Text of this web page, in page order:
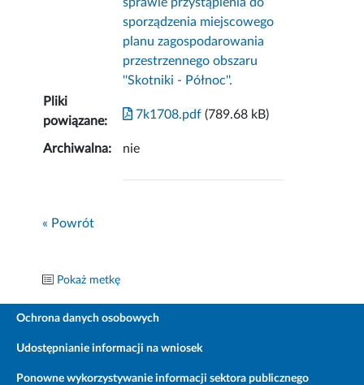
sporządzenia miejscowego
planu zagospodarowania
przestrzennego obszaru
''Skotniki - Północ''.
Pliki
powiązane:
7k1708.pdf (789.68 kB)
Archiwalna: nie
« Powrót
Pokaż metkę
Ochrona danych osobowych
Udostępnianie informacji na wniosek
Ponowne wykorzystywanie informacji sektora publicznego